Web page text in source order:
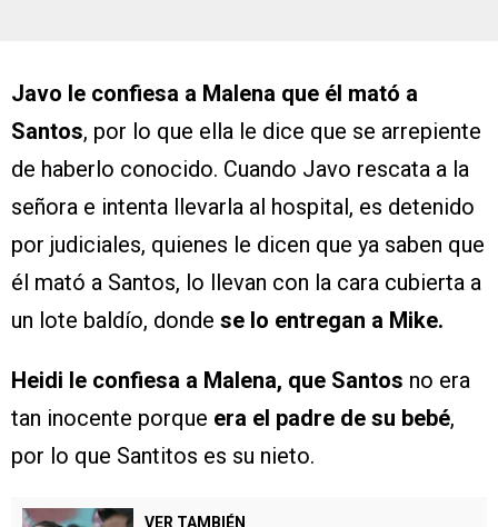
Javo le confiesa a Malena que él mató a
Santos, por lo que ella le dice que se arrepiente
de haberlo conocido. Cuando Javo rescata a la
señora e intenta llevarla al hospital, es detenido
por judiciales, quienes le dicen que ya saben que
él mató a Santos, lo llevan con la cara cubierta a
un lote baldío, donde se lo entregan a Mike.
Heidi le confiesa a Malena, que Santos no era
tan inocente porque era el padre de su bebé,
por lo que Santitos es su nieto.
VER TAMBIÉN